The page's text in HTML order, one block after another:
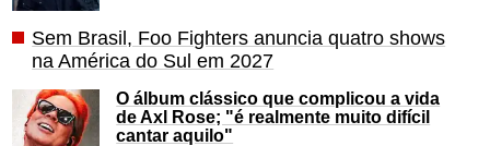
Sem Brasil, Foo Fighters anuncia quatro shows
na América do Sul em 2027
O álbum clássico que complicou a vida
de Axl Rose; "é realmente muito difícil
cantar aquilo"